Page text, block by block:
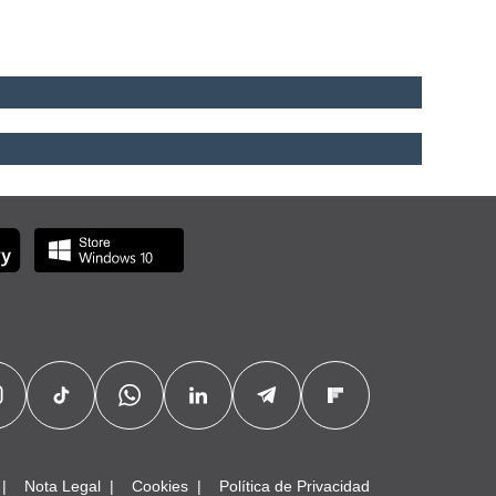
Nota Legal Cookies Política de Privacidad